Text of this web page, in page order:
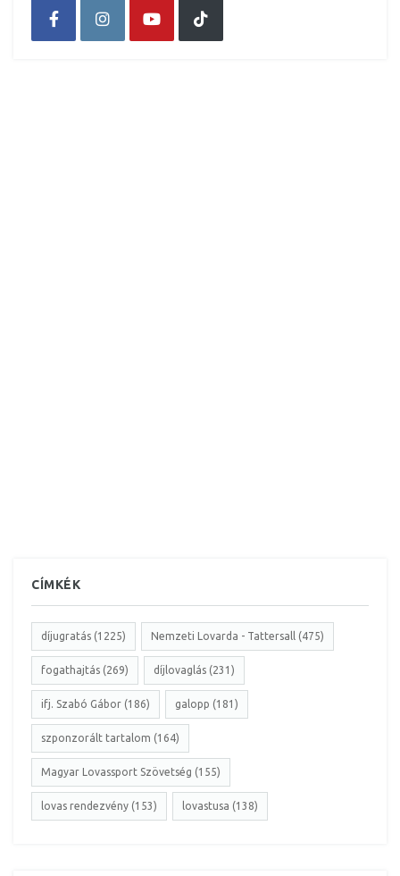
CÍMKÉK
díjugratás (1225) Nemzeti Lovarda - Tattersall (475)
fogathajtás (269) díjlovaglás (231)
ifj. Szabó Gábor (186) galopp (181)
szponzorált tartalom (164)
Magyar Lovassport Szövetség (155)
lovas rendezvény (153) lovastusa (138)